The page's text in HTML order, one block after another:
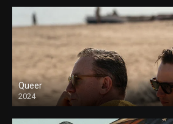
Queer
2024